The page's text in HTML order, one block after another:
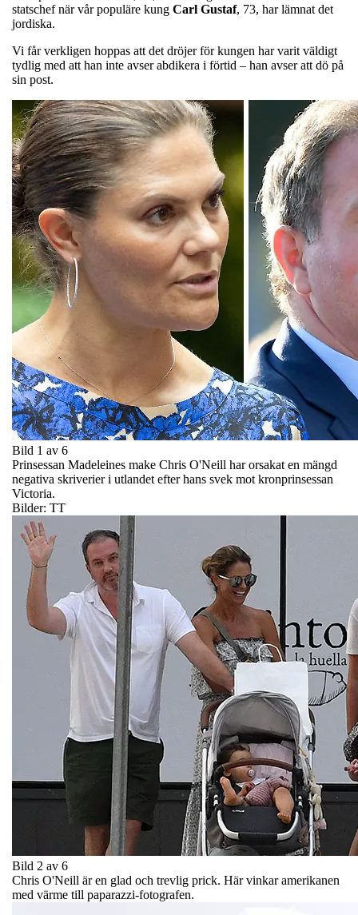
statschef när vår populäre kung Carl Gustaf, 73, har lämnat det
jordiska.
Vi får verkligen hoppas att det dröjer för kungen har varit väldigt
tydlig med att han inte avser abdikera i förtid – han avser att dö på
sin post.
Bild 1 av 6
Prinsessan Madeleines make Chris O'Neill har orsakat en mängd
negativa skriverier i utlandet efter hans svek mot kronprinsessan
Victoria.
Bilder: TT
Bild 2 av 6
Chris O'Neill är en glad och trevlig prick. Här vinkar amerikanen
med värme till paparazzi-fotografen.